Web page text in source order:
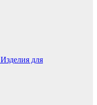
Изделия для